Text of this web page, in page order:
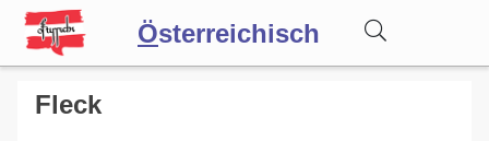
Österreichisch
Wörterbuch
Fleck